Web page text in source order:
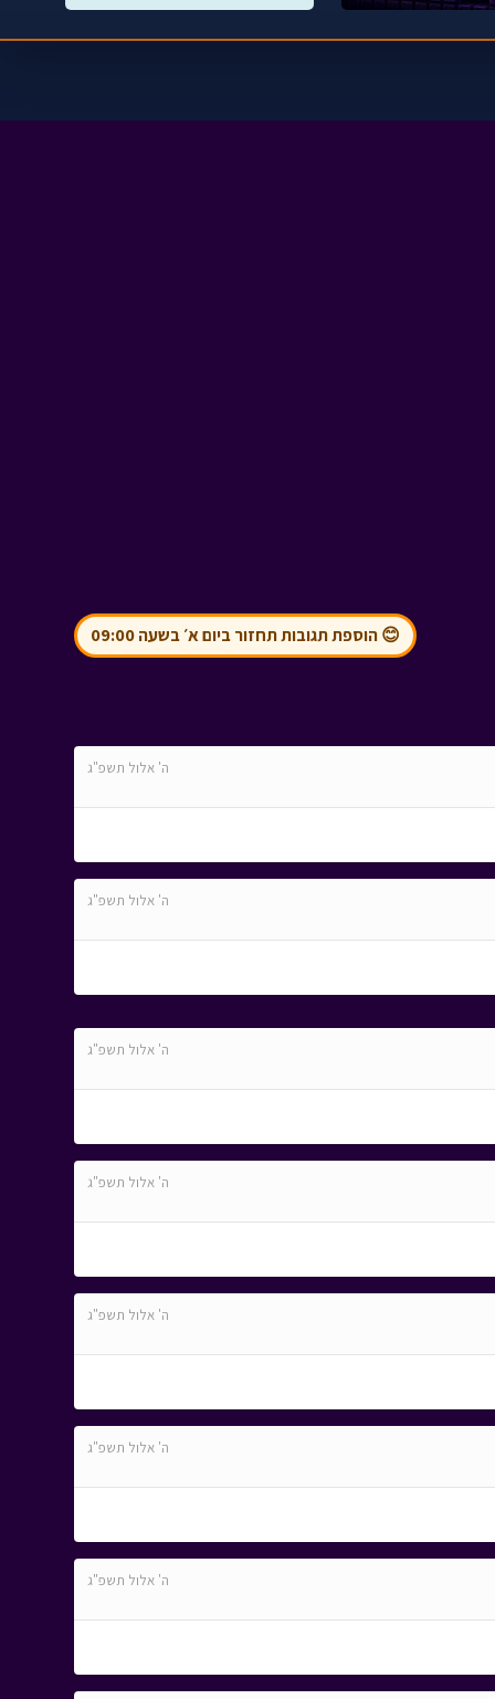
😊 הוספת תגובות תחזור ביום א׳ בשעה 09:00
ה' אלול תשפ"ג
ה' אלול תשפ"ג
ה' אלול תשפ"ג
ה' אלול תשפ"ג
ה' אלול תשפ"ג
ה' אלול תשפ"ג
ה' אלול תשפ"ג